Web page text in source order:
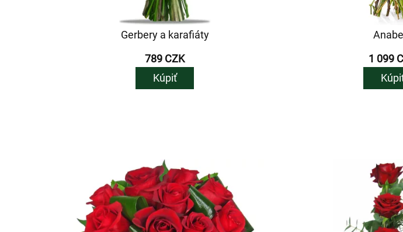
Gerbery a karafiáty
789 CZK
Kúpiť
1 099